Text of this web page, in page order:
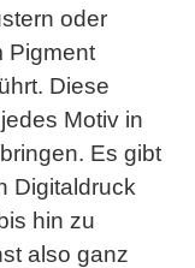
oder
Pigment
Diese
Motiv in
Es gibt
Digitaldruck
hin zu
also ganz